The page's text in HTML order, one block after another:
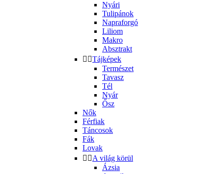
Nyári
Tulipánok
Napraforgó
Liliom
Makro
Absztrakt
 Tájképek
Természet
Tavasz
Tél
Nyár
Ősz
Nők
Férfiak
Táncosok
Fák
Lovak
 A világ körül
Ázsia